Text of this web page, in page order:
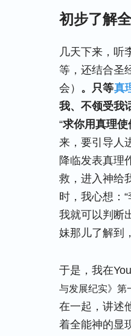
初步了解
几天下来，听
等，还结合圣
会） 。只等真
我、不领受我
“求你用真理
来，要引导人
降临发表真理
救，进入神给
时，我心想：
我就可以判断
妹那儿了解到
于是，我在
与发展纪实》第
在一起，讲述
着全能神的显